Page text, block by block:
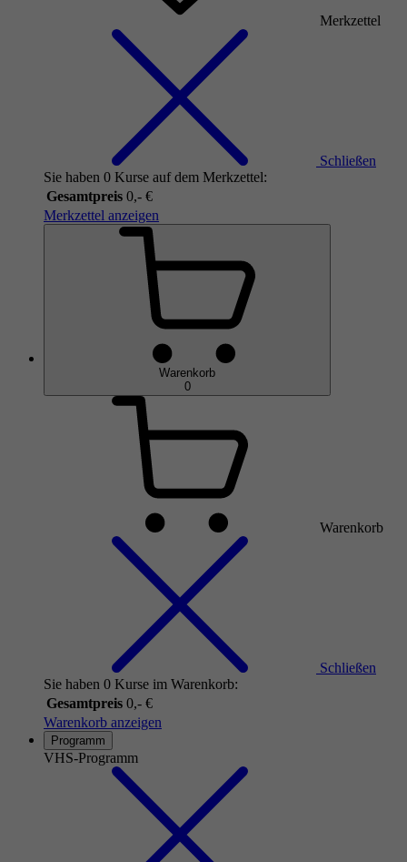
Merkzettel
Schließen
Sie haben 0 Kurse auf dem Merkzettel:
Gesamtpreis 0,- €
Merkzettel anzeigen
Warenkorb
0
Warenkorb
Schließen
Sie haben 0 Kurse im Warenkorb:
Gesamtpreis 0,- €
Warenkorb anzeigen
Programm
VHS-Programm